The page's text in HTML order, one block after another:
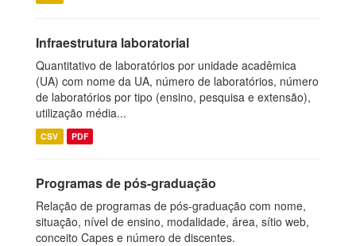
Infraestrutura laboratorial
Quantitativo de laboratórios por unidade acadêmica
(UA) com nome da UA, número de laboratórios, número
de laboratórios por tipo (ensino, pesquisa e extensão),
utilização média...
CSV PDF
Programas de pós-graduação
Relação de programas de pós-graduação com nome,
situação, nível de ensino, modalidade, área, sítio web,
conceito Capes e número de discentes.